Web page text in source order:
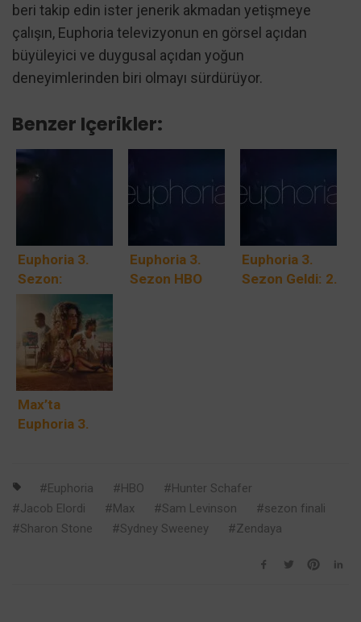
beri takip edin ister jenerik akmadan yetişmeye
çalışın, Euphoria televizyonun en görsel açıdan
büyüleyici ve duygusal açıdan yoğun
deneyimlerinden biri olmayı sürdürüyor.
Benzer Içerikler:
Euphoria 3.
Sezon:
HBO’nun En
İddialı Bölümü
12 Nisan’da
Başlıyor
Euphoria 3.
Sezon HBO
Euphoria 3.
Sezon Geldi: 2.
Max’ta
Euphoria 3.
Arkadaşları
Büyüdü, Ama
Kaos Bitmedi
Euphoria HBO
Hunter Schafer
Jacob Elordi
Max Sam Levinson
sezon finali
Sharon Stone
Sydney Sweeney Zendaya